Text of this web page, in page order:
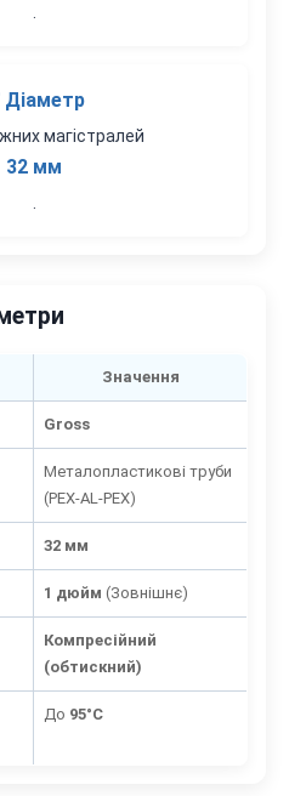
.
Діаметр
магістралей
32 мм
.
Значення
Gross
Металопластикові труби
(PEX-AL-PEX)
32 мм
1 дюйм (Зовнішнє)
Компресійний
(обтискний)
До 95°C